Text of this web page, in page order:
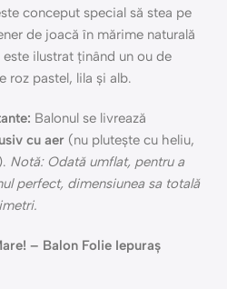
conceput special să stea pe
de joacă în mărime naturală
ilustrat ținând un ou de
roz pastel, lila și alb.
Balonul se livrează
cu aer (nu plutește cu heliu,
Notă: Odată umflat, pentru a
perfect, dimensiunea sa totală
– Balon Folie Iepuraș